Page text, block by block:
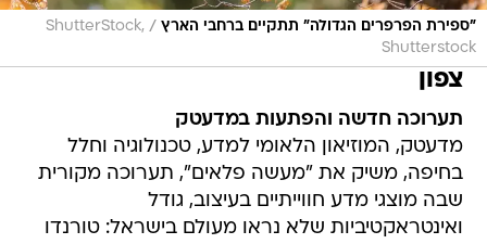
"ספירת הפרפרים הגדולה" תתקיים ברחבי הארץ /
ShutterStock,
Shutterstock
צפון
תערוכה חדשה והפתעות במדעטק
מדעטק, המוזיאון הלאומי למדע, טכנולוגיה וחלל
בחיפה, משיק את "מעשה פלאים", תערוכה מקורית
שבה מוצגי מדע חווייתיים בעיצוב, גודל
ואינטראקטיביות שלא נראו מעולם בישראל: טורנדו